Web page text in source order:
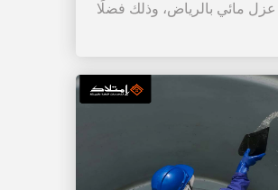
مائي بالرياض، وذلك فضلًا